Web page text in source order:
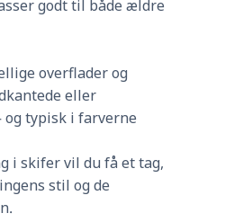
godt til både ældre
overflader og
eller
og typisk i farverne
i skifer vil du få et tag,
stil og de